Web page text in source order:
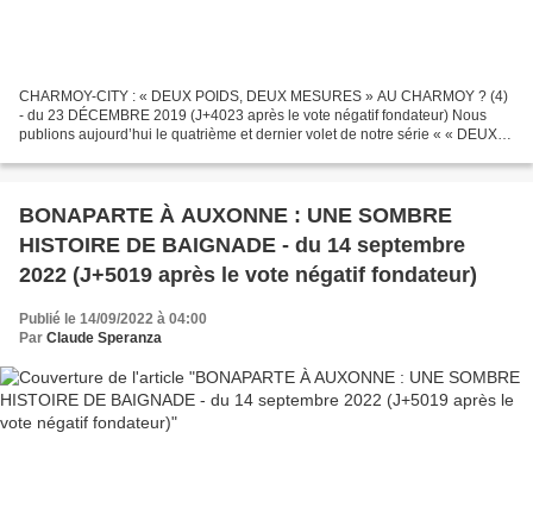
CHARMOY-CITY : « DEUX POIDS, DEUX MESURES » AU CHARMOY ? (4)
- du 23 DÉCEMBRE 2019 (J+4023 après le vote négatif fondateur) Nous
publions aujourd’hui le quatrième et dernier volet de notre série « « DEUX
BONAPARTE À AUXONNE : UNE SOMBRE
HISTOIRE DE BAIGNADE - du 14 septembre
2022 (J+5019 après le vote négatif fondateur)
Publié le 14/09/2022 à 04:00
Par Claude Speranza